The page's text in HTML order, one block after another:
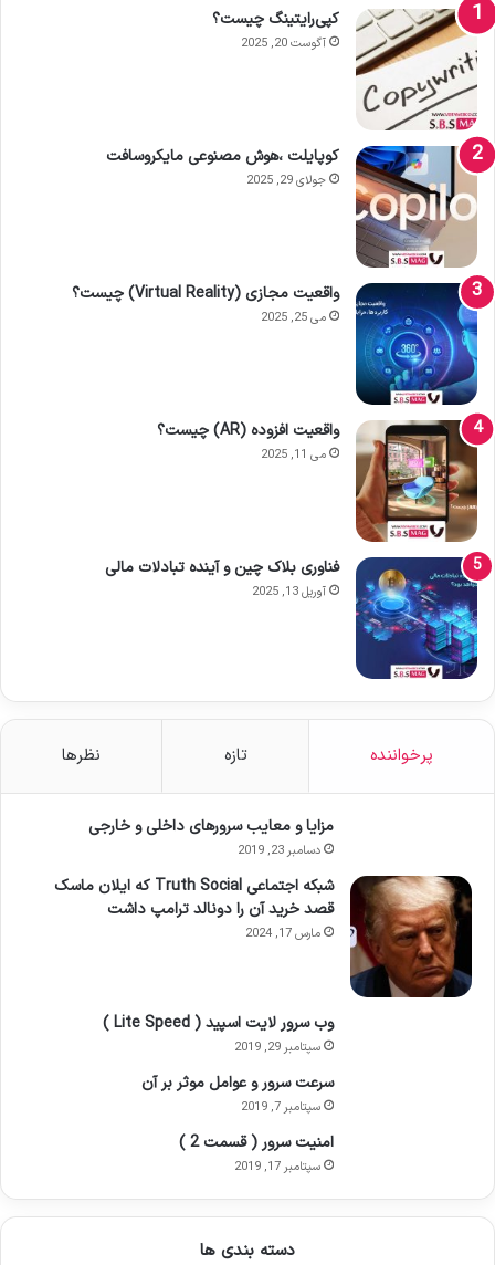
کپی‌رایتینگ چیست؟
آگوست 20, 2025
کوپایلت ،هوش مصنوعی مایکروسافت
جولای 29, 2025
واقعیت مجازی (Virtual Reality) چیست؟
می 25, 2025
واقعیت افزوده (AR) چیست؟
می 11, 2025
فناوری بلاک چین و آینده تبادلات مالی
آوریل 13, 2025
پرخواننده تازه نظرها
مزایا و معایب سرورهای داخلی و خارجی
دسامبر 23, 2019
شبکه اجتماعی Truth Social که ایلان ماسک
قصد خرید آن را دونالد ترامپ داشت
مارس 17, 2024
وب سرور لایت اسپید ( Lite Speed )
سپتامبر 29, 2019
سرعت سرور و عوامل موثر بر آن
سپتامبر 7, 2019
امنیت سرور ( قسمت 2 )
سپتامبر 17, 2019
دسته بندی ها